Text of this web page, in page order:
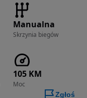
Manualna
Skrzynia biegów
105 KM
Moc
Zgłoś